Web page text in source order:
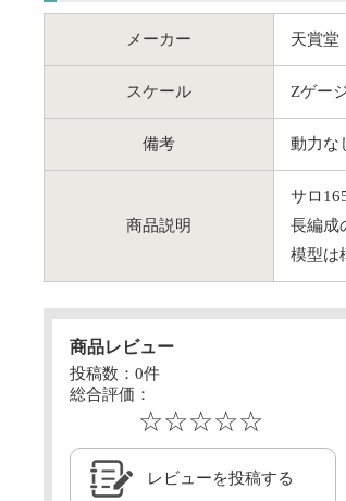
メーカー 天賞堂
スケール Zゲー
備考 動力な
商品説明
サロ
長編成
模型は
商品レビュー
投稿数： 0件
総合評価：
☆☆☆☆☆
レビューを投稿する